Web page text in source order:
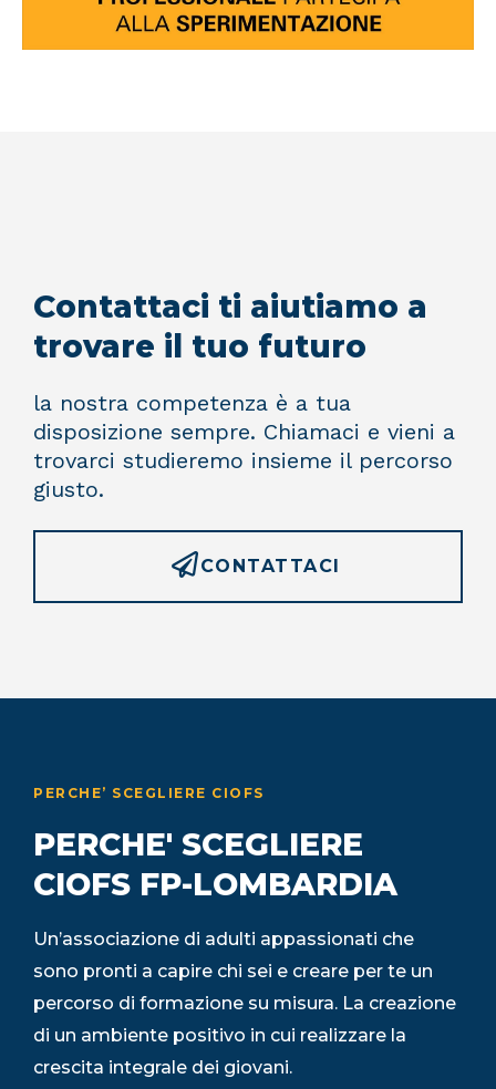
Contattaci ti aiutiamo a
trovare il tuo futuro
la nostra competenza è a tua
disposizione sempre. Chiamaci e vieni a
trovarci studieremo insieme il percorso
giusto.
CONTATTACI
PERCHE’ SCEGLIERE CIOFS
PERCHE' SCEGLIERE
CIOFS FP-LOMBARDIA
Un’associazione di adulti appassionati che
sono pronti a capire chi sei e creare per te un
percorso di formazione su misura. La creazione
di un ambiente positivo in cui realizzare la
crescita integrale dei giovani.